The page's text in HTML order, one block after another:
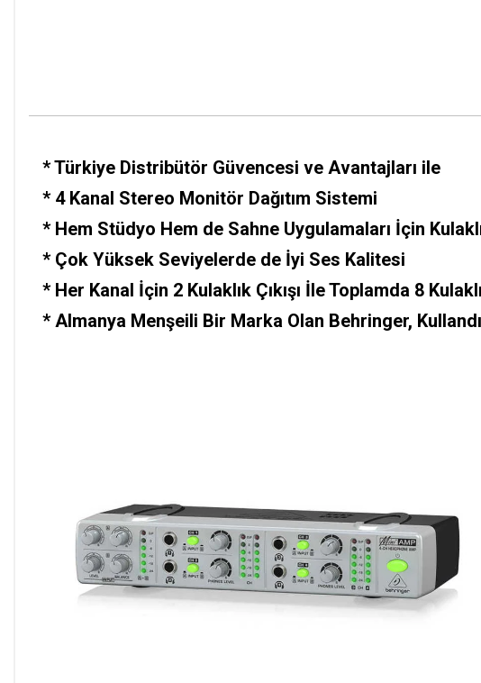
*Türkiye Distribütör Güvencesi ve Avantajları ile
* 4 Kanal Stereo Monitör Dağıtım Sistemi
* Hem Stüdyo Hem de Sahne Uygulamaları İçin
* Çok Yüksek Seviyelerde de İyi Ses Kalitesi
* Her Kanal İçin 2 Kulaklık Çıkışı İle Toplamda 8
* Almanya Menşeili Bir Marka Olan Behringer,